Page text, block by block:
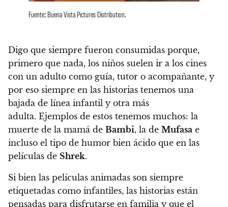
Fuente: Buena Vista Pictures Distribution.
Digo que siempre fueron consumidas porque,
primero que nada, los niños suelen ir a los cines
con un adulto como guía, tutor o acompañante, y
por eso siempre en las historias tenemos una
bajada de línea infantil y otra más
adulta. Ejemplos de estos tenemos muchos: la
muerte de la mamá de Bambi, la de Mufasa e
incluso el tipo de humor bien ácido que en las
películas de Shrek.
Si bien las películas animadas son siempre
etiquetadas como infantiles, las historias están
pensadas para disfrutarse en familia y que el